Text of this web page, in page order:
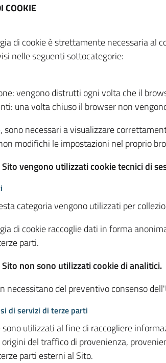
COOKIE
di cookie è strettamente necessaria al
nelle seguenti sottocategorie:
vengono distrutti ogni volta che il
una volta chiuso il browser non
sono necessari a visualizzare
modifichi le impostazioni nel proprio
vengono utilizzati cookie tecnici di
categoria vengono utilizzati per
di cookie raccoglie dati in forma
parti.
non sono utilizzati cookie di analitici.
necessitano del preventivo consenso
di servizi di terze parti
sono utilizzati al fine di raccogliere
del traffico di provenienza,
parti esterni al Sito.